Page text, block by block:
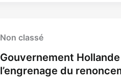
Non classé
Gouvernement Hollande
l’engrenage du